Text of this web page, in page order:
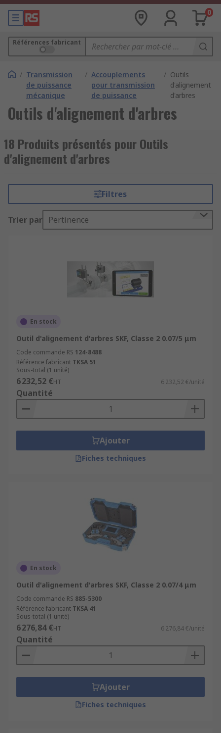
0
Références fabricant
/ Transmission
de puissance
mécanique
/ Accouplements
pour transmission
de puissance
/ Outils
d'alignement
d'arbres
Outils d'alignement d'arbres
18 Produits présentés pour Outils
d'alignement d'arbres
Filtres
Trier par Pertinence
En stock
Outil d'alignement d'arbres SKF, Classe 2 0.07/5 μm
Code commande RS 124-8488
Référence fabricant TKSA 51
Sous-total (1 unité)
6 232,52 €HT 6 232,52 €/unité
Quantité
Ajouter
Fiches techniques
En stock
Outil d'alignement d'arbres SKF, Classe 2 0.07/4 μm
Code commande RS 885-5300
Référence fabricant TKSA 41
Sous-total (1 unité)
6 276,84 €HT 6 276,84 €/unité
Quantité
Ajouter
Fiches techniques